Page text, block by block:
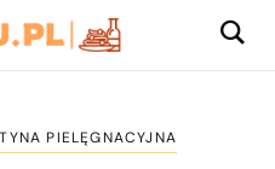
PIELĘGNACYJNA